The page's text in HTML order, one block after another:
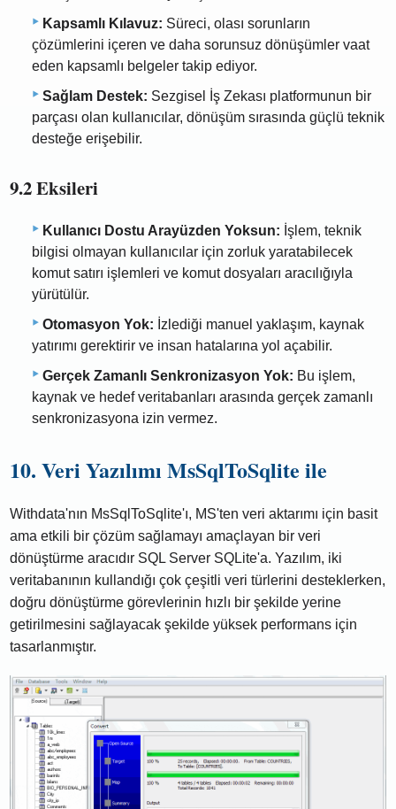
Kapsamlı Kılavuz: Süreci, olası sorunların
çözümlerini içeren ve daha sorunsuz dönüşümler vaat
eden kapsamlı belgeler takip ediyor.
Sağlam Destek: Sezgisel İş Zekası platformunun bir
parçası olan kullanıcılar, dönüşüm sırasında güçlü teknik
desteğe erişebilir.
9.2 Eksileri
Kullanıcı Dostu Arayüzden Yoksun: İşlem, teknik
bilgisi olmayan kullanıcılar için zorluk yaratabilecek
komut satırı işlemleri ve komut dosyaları aracılığıyla
yürütülür.
Otomasyon Yok: İzlediği manuel yaklaşım, kaynak
yatırımı gerektirir ve insan hatalarına yol açabilir.
Gerçek Zamanlı Senkronizasyon Yok: Bu işlem,
kaynak ve hedef veritabanları arasında gerçek zamanlı
senkronizasyona izin vermez.
10. Veri Yazılımı MsSqlToSqlite ile
Withdata'nın MsSqlToSqlite'ı, MS'ten veri aktarımı için basit
ama etkili bir çözüm sağlamayı amaçlayan bir veri
dönüştürme aracıdır SQL Server SQLite'a. Yazılım, iki
veritabanının kullandığı çok çeşitli veri türlerini desteklerken,
doğru dönüştürme görevlerinin hızlı bir şekilde yerine
getirilmesini sağlayacak şekilde yüksek performans için
tasarlanmıştır.